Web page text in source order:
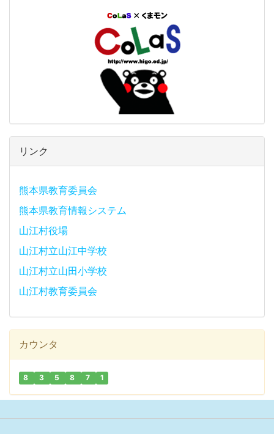
リンク
熊本県教育委員会
熊本県教育情報システム
山江村役場
山江村立山江中学校
山江村立山田小学校
山江村教育委員会
カウンタ
8 3 5 8 7 1